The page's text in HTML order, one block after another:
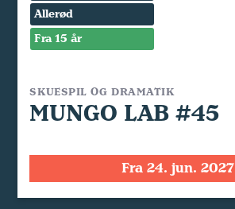
Allerød
Fra 15 år
SKUESPIL OG DRAMATIK
MUNGO LAB #45
Fra 24. jun. 2027